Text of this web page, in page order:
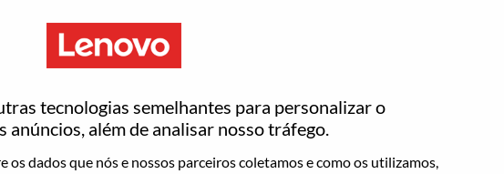
tecnologias semelhantes para personalizar o
anúncios, além de analisar nosso tráfego.
dados que nós e nossos parceiros coletamos e como os utilizamos,
WOW our customers.
北京（Beijing）, Beijing, China,
AI可持续计算资深研究员
北京（Beijing）, Beijing, China,